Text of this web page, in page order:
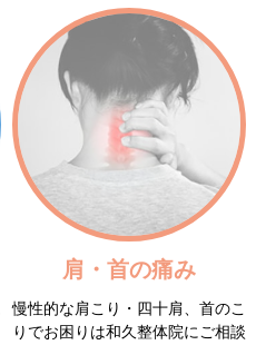
肩・首の痛み
慢性的な肩こり・四十肩、首のこ
りでお困りは和久整体院にご相談